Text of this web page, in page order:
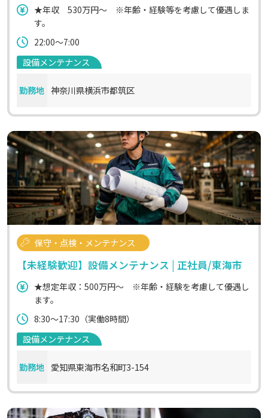
★年収 530万円〜 ※年齢・経験等を考慮して優遇しま
す。
22:00～7:00
設備メンテナンス
勤務地 神奈川県横浜市都筑区
保守・点検・メンテナンス
【未経験歓迎】設備メンテナンス | 正社員/東海市
★想定年収：500万円～ ※年齢・経験を考慮して優遇し
ます。
8:30～17:30（実働8時間）
設備メンテナンス
勤務地 愛知県東海市名和町3-154